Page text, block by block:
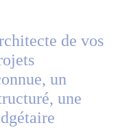
de vos
un
une